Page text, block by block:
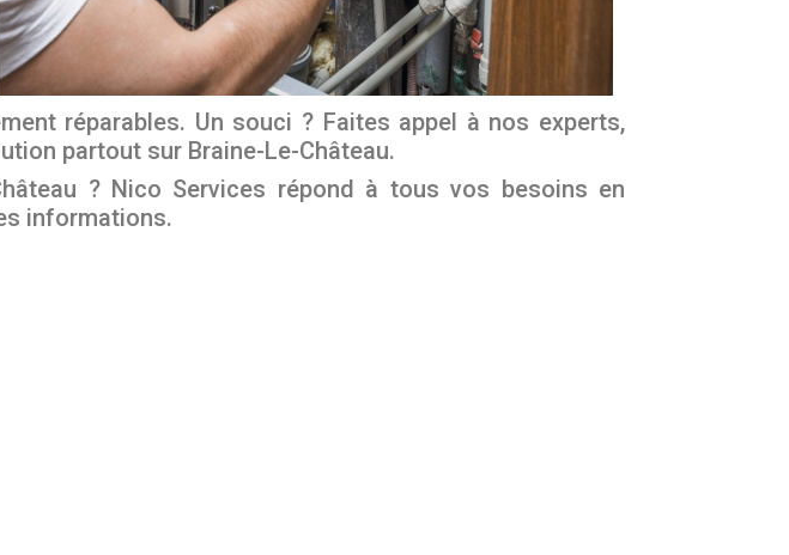
réparables. Un souci ? Faites appel à nos experts,
partout sur Braine-Le-Château.
? Nico Services répond à tous vos besoins en
informations.